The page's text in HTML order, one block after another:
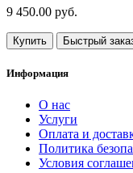
9 450.00 руб.
Купить Быстрый
Информация
О нас
Услуги
Оплата и
Политика
Условия